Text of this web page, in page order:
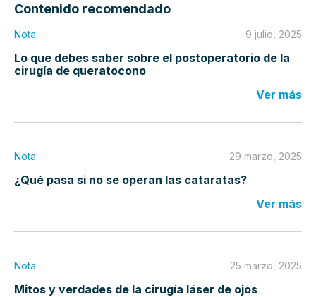
Contenido recomendado
Nota 9 julio, 2025
Lo que debes saber sobre el postoperatorio de la
cirugía de queratocono
Ver más
Nota 29 marzo, 2025
¿Qué pasa si no se operan las cataratas?
Ver más
Nota 25 marzo, 2025
Mitos y verdades de la cirugía láser de ojos